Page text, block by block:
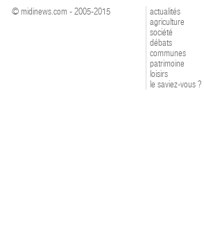
© midinews.com - 2005-2015
actualités
agriculture
société
débats
communes
patrimoine
loisirs
le saviez-vous ?